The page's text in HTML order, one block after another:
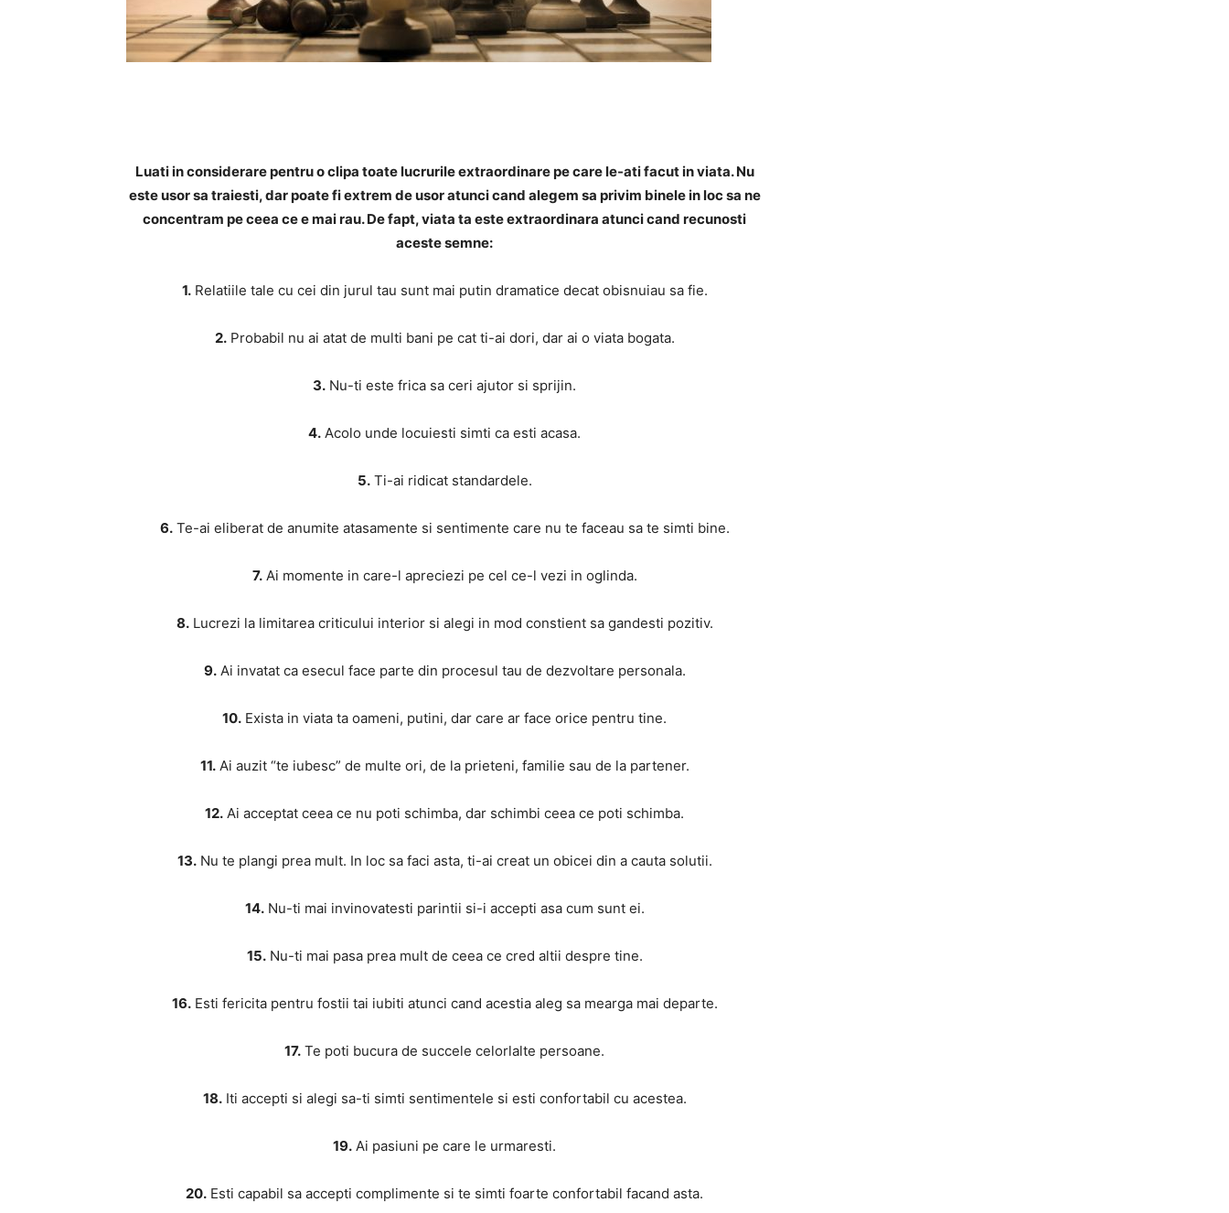
Luati in considerare pentru o clipa toate lucrurile extraordinare pe care le-ati facut in viata. Nu
este usor sa traiesti, dar poate fi extrem de usor atunci cand alegem sa privim binele in loc sa ne
concentram pe ceea ce e mai rau. De fapt, viata ta este extraordinara atunci cand recunosti
aceste semne:
1.Relatiile tale cu cei din jurul tau sunt mai putin dramatice decat obisnuiau sa fie.
2.Probabil nu ai atat de multi bani pe cat ti-ai dori, dar ai o viata bogata.
3. Nu-ti este frica sa ceri ajutor si sprijin.
4. Acolo unde locuiesti simti ca esti acasa.
5.Ti-ai ridicat standardele.
6.Te-ai eliberat de anumite atasamente si sentimente care nu te faceau sa te simti bine.
7.Ai momente in care-l apreciezi pe cel ce-l vezi in oglinda.
8.Lucrezi la limitarea criticului interior si alegi in mod constient sa gandesti pozitiv.
9.Ai invatat ca esecul face parte din procesul tau de dezvoltare personala.
10. Exista in viata ta oameni, putini, dar care ar face orice pentru tine.
11.Ai auzit “te iubesc” de multe ori, de la prieteni, familie sau de la partener.
12. Ai acceptat ceea ce nu poti schimba, dar schimbi ceea ce poti schimba.
13.Nu te plangi prea mult. In loc sa faci asta, ti-ai creat un obicei din a cauta solutii.
14.Nu-ti mai invinovatesti parintii si-i accepti asa cum sunt ei.
15.Nu-ti mai pasa prea mult de ceea ce cred altii despre tine.
16.Esti fericita pentru fostii tai iubiti atunci cand acestia aleg sa mearga mai departe.
17. Te poti bucura de succele celorlalte persoane.
18.Iti accepti si alegi sa-ti simti sentimentele si esti confortabil cu acestea.
19. Ai pasiuni pe care le urmaresti.
20. Esti capabil sa accepti complimente si te simti foarte confortabil facand asta.